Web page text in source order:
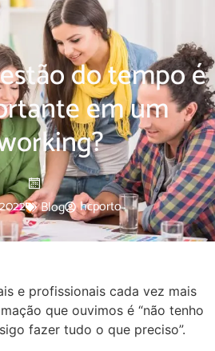
do tempo é
em um
Blog hcporto
e profissionais cada vez mais
que ouvimos é “não tenho
fazer tudo o que preciso”.